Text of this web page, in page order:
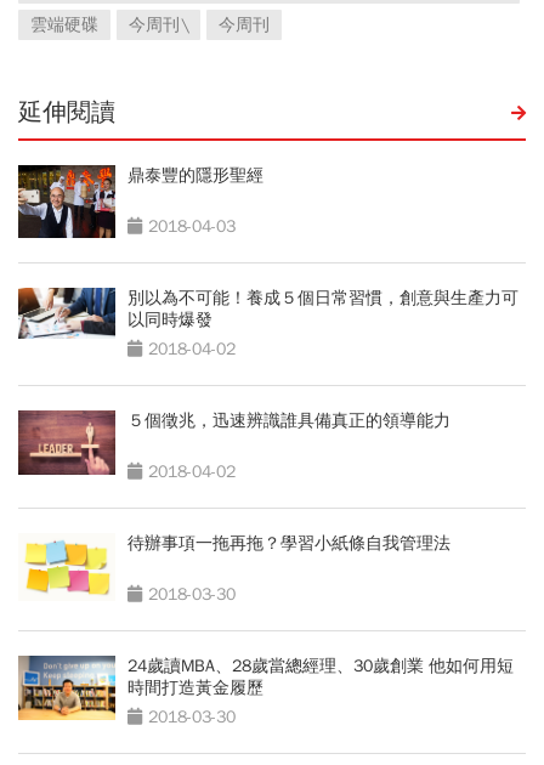
雲端硬碟
今周刊\ 今周刊
延伸閱讀
鼎泰豐的隱形聖經
2018-04-03
別以為不可能！養成５個日常習慣，創意與生產力可
以同時爆發
2018-04-02
５個徵兆，迅速辨識誰具備真正的領導能力
2018-04-02
待辦事項一拖再拖？學習小紙條自我管理法
2018-03-30
24歲讀MBA、28歲當總經理、30歲創業 他如何用短
時間打造黃金履歷
2018-03-30